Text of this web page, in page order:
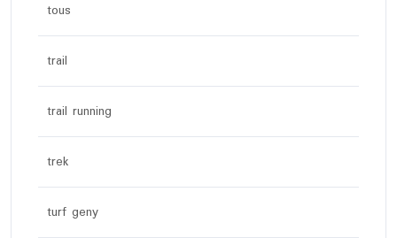
tous
trail
trail running
trek
turf geny